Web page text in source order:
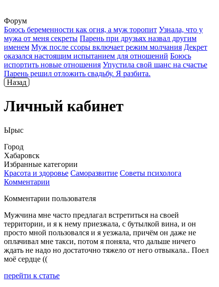
Форум
Боюсь беременности как огня, а муж торопит Узнала, что у
мужа от меня секреты Парень при друзьях назвал другим
именем Муж после ссоры включает режим молчания Декрет
оказался настоящим испытанием для отношений Боюсь
испортить новые отношения Упустила свой шанс на счастье
Парень решил отложить свадьбу. Я разбита.
Назад
Личный кабинет
Ырыс
Город
Хабаровск
Избранные категории
Красота и здоровье Саморазвитие Советы психолога
Комментарии
Комментарии пользователя
Мужчина мне часто предлагал встретиться на своей
территории, и я к нему приезжала, с бутылкой вина, и он
просто мной пользовался и я уезжала, причём он даже не
оплачивал мне такси, потом я поняла, что дальше ничего
ждать не надо но достаточно тяжело от него отвыкала.. Поел
моё сердце ((
перейти к статье